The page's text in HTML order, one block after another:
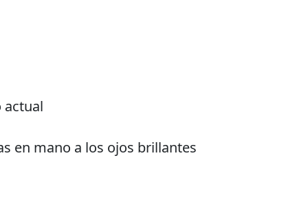
en mano a los ojos brillantes